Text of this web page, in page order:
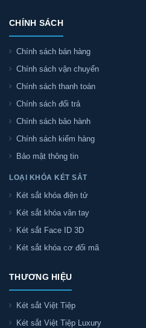
CHÍNH SÁCH
Chính sách bán hàng
Chính sách vận chuyển
Chính sách thanh toán
Chính sách đổi trả
Chính sách bảo hành
Chính sách kiểm hàng
Bảo mật thông tin
LOẠI KHÓA KÉT SẮT
Két sắt khóa điện tử
Két sắt khóa vân tay
Két sắt Face ID 3D
Két sắt khóa cơ đổi mã
THƯƠNG HIỆU
Két sắt Việt Tiệp
Két sắt Việt Tiệp Luxury